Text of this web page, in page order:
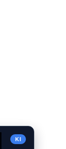
KI